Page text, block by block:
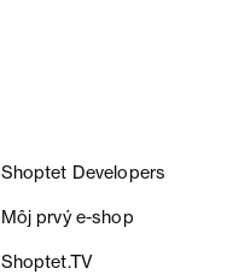
Shoptet Developers
Môj prvý e-shop
Shoptet.TV